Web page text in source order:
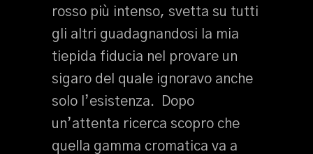
rosso più intenso, svetta su tutti
gli altri guadagnandosi la mia
tiepida fiducia nel provare un
sigaro del quale ignoravo anche
solo l’esistenza. Dopo
un’attenta ricerca scopro che
quella gamma cromatica va a